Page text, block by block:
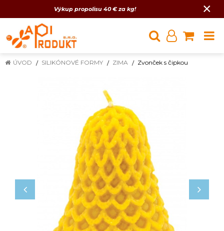
Výkup propolisu 40 € za kg! ×
ÚVOD SILIKÓNOVÉ FORMY ZIMA Zvonček s čipkou